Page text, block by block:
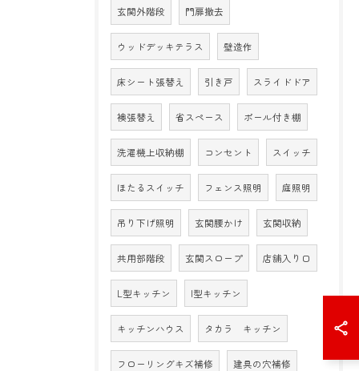
玄関外階段 門扉撤去
ウッドデッキテラス 壁造作
床シート張替え 引き戸 スライドドア
襖張替え 省スペース ポール付き棚
洗濯機上収納棚 コンセント スイッチ
ほたるスイッチ フェンス照明 庭照明
吊り下げ照明 玄関腰かけ 玄関収納
共用部階段 玄関スロープ 店舗入り口
L型キッチン I型キッチン
キッチンハウス タカラ キッチン
フローリングキズ補修 建具の穴補修